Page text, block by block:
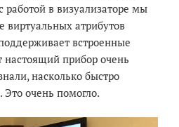
работой в визуализаторе мы
виртуальных атрибутов
встроенные
прибор очень
насколько быстро
Это очень помогло.